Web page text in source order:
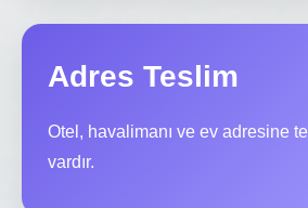
Adres Teslim
Otel, havalimanı ve ev adresine
vardır.